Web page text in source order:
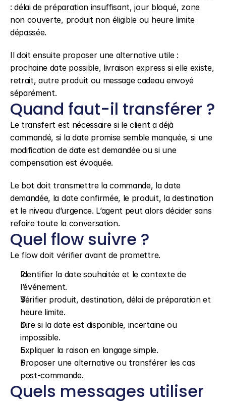
: délai de préparation insuffisant, jour bloqué, zone
non couverte, produit non éligible ou heure limite
dépassée.
Il doit ensuite proposer une alternative utile :
prochaine date possible, livraison express si elle existe,
retrait, autre produit ou message cadeau envoyé
séparément.
Quand faut-il transférer ?
Le transfert est nécessaire si le client a déjà
commandé, si la date promise semble manquée, si une
modification de date est demandée ou si une
compensation est évoquée.
Le bot doit transmettre la commande, la date
demandée, la date confirmée, le produit, la destination
et le niveau d’urgence. L’agent peut alors décider sans
refaire toute la conversation.
Quel flow suivre ?
Le flow doit vérifier avant de promettre.
Identifier la date souhaitée et le contexte de
l’événement.
Vérifier produit, destination, délai de préparation et
heure limite.
Dire si la date est disponible, incertaine ou
impossible.
Expliquer la raison en langage simple.
Proposer une alternative ou transférer les cas
post-commande.
Quels messages utiliser